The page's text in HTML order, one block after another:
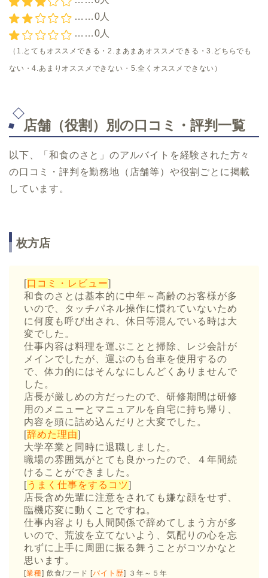
……0人
……0人
（1.とてもオススメできる・2.まあまあオススメできる・3.どちらでも
ない・4.あまりオススメできない・5.全くオススメできない）
店舗（役割）別の口コミ・評判一覧
以下、「和食のさと」のアルバイトを経験された方々
の口コミ・評判を勤務地（店舗等）や役割ごとに掲載
しています。
枚方店
[口コミ・レビュー]
和食のさとは基本的に中年～高齢のお客様が多
いので、タッチパネル操作に慣れていないため
に何度も呼び出され、休日等混んでいる時は大
変でした。
仕事内容は料理を運ぶことと掃除、レジ会計が
メインでしたが、運ぶのも台車を使用するの
で、体力的にはそんなにしんどくありませんで
した。
店長が厳しめの方だったので、研修期間は研修
用のメニューとマニュアルを自宅に持ち帰り、
内容を頭に詰め込んだりと大変でした。
[辞めた理由]
大学卒業と同時に退職しました。
職場の雰囲気がとても良かったので、４年間続
けることができました。
[うまく仕事をするコツ]
店長含め先輩に注意をされても嫌な顔をせず、
臨機応変に動くことですね。
仕事内容よりも人間関係で辞めてしまう方が多
いので、荒波を立てないよう、気配りの心を忘
れずに上手に周囲に振る舞うことがコツかなと
思います。
[業種] 飲食/フード [バイト歴] ３年～５年